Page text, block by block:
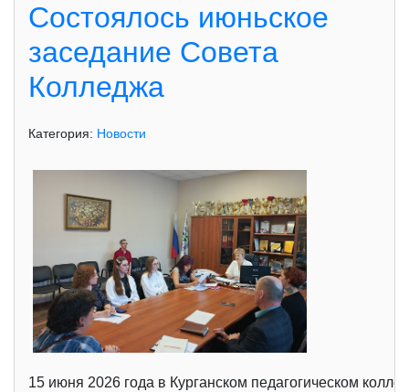
Состоялось июньское
заседание Совета
Колледжа
Категория: Новости
15 июня 2026 года в Курганском педагогическом